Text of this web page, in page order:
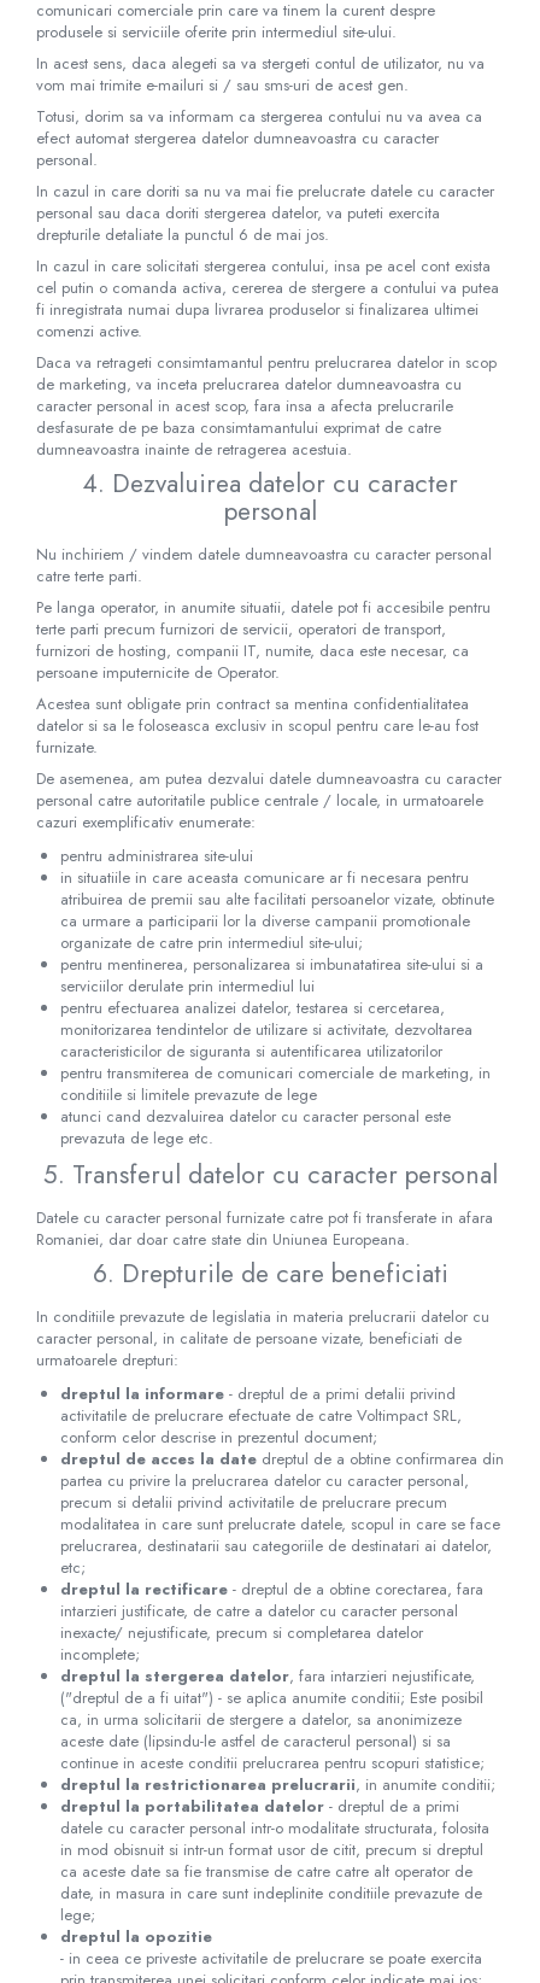
comunicari comerciale prin care va tinem la curent despre
produsele si serviciile oferite prin intermediul site-ului.
In acest sens, daca alegeti sa va stergeti contul de utilizator, nu va
vom mai trimite e-mailuri si / sau sms-uri de acest gen.
Totusi, dorim sa va informam ca stergerea contului nu va avea ca
efect automat stergerea datelor dumneavoastra cu caracter
personal.
In cazul in care doriti sa nu va mai fie prelucrate datele cu caracter
personal sau daca doriti stergerea datelor, va puteti exercita
drepturile detaliate la punctul 6 de mai jos.
In cazul in care solicitati stergerea contului, insa pe acel cont exista
cel putin o comanda activa, cererea de stergere a contului va putea
fi inregistrata numai dupa livrarea produselor si finalizarea ultimei
comenzi active.
Daca va retrageti consimtamantul pentru prelucrarea datelor in scop
de marketing, va inceta prelucrarea datelor dumneavoastra cu
caracter personal in acest scop, fara insa a afecta prelucrarile
desfasurate de pe baza consimtamantului exprimat de catre
dumneavoastra inainte de retragerea acestuia.
4. Dezvaluirea datelor cu caracter
personal
Nu inchiriem / vindem datele dumneavoastra cu caracter personal
catre terte parti.
Pe langa operator, in anumite situatii, datele pot fi accesibile pentru
terte parti precum furnizori de servicii, operatori de transport,
furnizori de hosting, companii IT, numite, daca este necesar, ca
persoane imputernicite de Operator.
Acestea sunt obligate prin contract sa mentina confidentialitatea
datelor si sa le foloseasca exclusiv in scopul pentru care le-au fost
furnizate.
De asemenea, am putea dezvalui datele dumneavoastra cu caracter
personal catre autoritatile publice centrale / locale, in urmatoarele
cazuri exemplificativ enumerate:
pentru administrarea site-ului
in situatiile in care aceasta comunicare ar fi necesara pentru
atribuirea de premii sau alte facilitati persoanelor vizate, obtinute
ca urmare a participarii lor la diverse campanii promotionale
organizate de catre prin intermediul site-ului;
pentru mentinerea, personalizarea si imbunatatirea site-ului si a
serviciilor derulate prin intermediul lui
pentru efectuarea analizei datelor, testarea si cercetarea,
monitorizarea tendintelor de utilizare si activitate, dezvoltarea
caracteristicilor de siguranta si autentificarea utilizatorilor
pentru transmiterea de comunicari comerciale de marketing, in
conditiile si limitele prevazute de lege
atunci cand dezvaluirea datelor cu caracter personal este
prevazuta de lege etc.
5. Transferul datelor cu caracter personal
Datele cu caracter personal furnizate catre pot fi transferate in afara
Romaniei, dar doar catre state din Uniunea Europeana.
6. Drepturile de care beneficiati
In conditiile prevazute de legislatia in materia prelucrarii datelor cu
caracter personal, in calitate de persoane vizate, beneficiati de
urmatoarele drepturi:
dreptul la informare - dreptul de a primi detalii privind
activitatile de prelucrare efectuate de catre Voltimpact SRL,
conform celor descrise in prezentul document;
dreptul de acces la date dreptul de a obtine confirmarea din
partea cu privire la prelucrarea datelor cu caracter personal,
precum si detalii privind activitatile de prelucrare precum
modalitatea in care sunt prelucrate datele, scopul in care se face
prelucrarea, destinatarii sau categoriile de destinatari ai datelor,
etc;
dreptul la rectificare - dreptul de a obtine corectarea, fara
intarzieri justificate, de catre a datelor cu caracter personal
inexacte/ nejustificate, precum si completarea datelor
incomplete;
dreptul la stergerea datelor, fara intarzieri nejustificate,
("dreptul de a fi uitat") - se aplica anumite conditii; Este posibil
ca, in urma solicitarii de stergere a datelor, sa anonimizeze
aceste date (lipsindu-le astfel de caracterul personal) si sa
continue in aceste conditii prelucrarea pentru scopuri statistice;
dreptul la restrictionarea prelucrarii, in anumite conditii;
dreptul la portabilitatea datelor - dreptul de a primi
datele cu caracter personal intr-o modalitate structurata, folosita
in mod obisnuit si intr-un format usor de citit, precum si dreptul
ca aceste date sa fie transmise de catre catre alt operator de
date, in masura in care sunt indeplinite conditiile prevazute de
lege;
dreptul la opozitie
- in ceea ce priveste activitatile de prelucrare se poate exercita